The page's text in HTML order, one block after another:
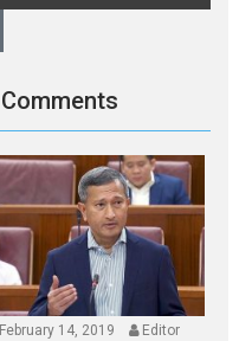
Comments
February 14, 2019
Editor